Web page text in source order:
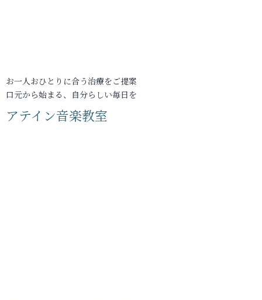
お一人おひとりに合う治療をご提案
口元から始まる、自分らしい毎日を
アテイン音楽教室